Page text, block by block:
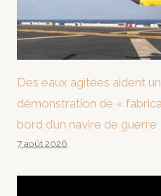
Des eaux agitées aident
démonstration de «
bord d’un navire de guerre
7 août 2026